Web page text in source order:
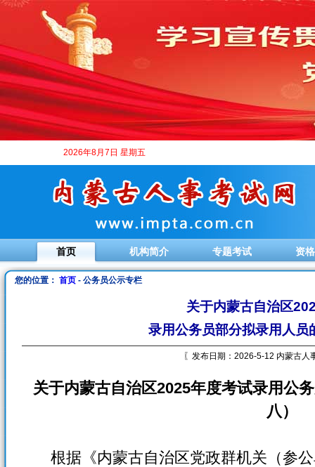
2026年8月7日 星期五
首页 机构简介 专题考试 资
您的位置： 首页- 公务员公示专栏
关于内蒙古自治区
录用公务员部分拟录用人员
〖发布日期：2026-5-12 内蒙古人
关于内蒙古自治区2025年度考试录用公
八）
根据《内蒙古自治区党政群机关（参公